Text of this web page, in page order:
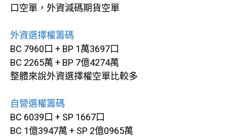
口空單，外資減碼期貨空單
外資選擇權籌碼
BC 7960口 + BP 1萬3697口
BC 2265萬 + BP 7億4274萬
整體來說外資選擇權空單比較多
自營選權籌碼
BC 6039口 + SP 1667口
BC 1億3947萬 + SP 2億0965萬